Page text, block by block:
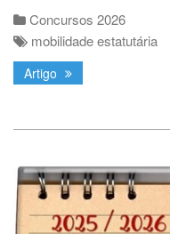
Concursos 2026
mobilidade estatutária
Artigo